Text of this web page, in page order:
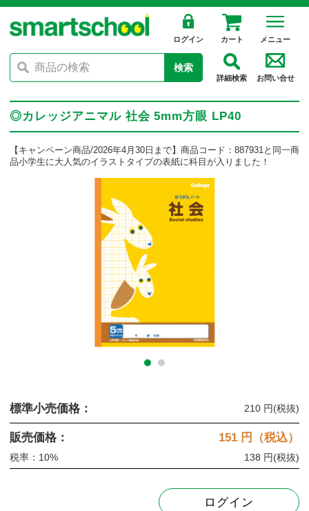
ログイン カート メニュー
検索
詳細検索 お問い合せ
◎カレッジアニマル 社会 5mm方眼 LP40
【キャンペーン商品/2026年4月30日まで】商品コード：887931と同一商
品小学生に大人気のイラストタイプの表紙に科目が入りました！
標準小売価格： 210 円(税抜)
販売価格： 151 円（税込）
税率：10% 138 円(税抜)
ログイン